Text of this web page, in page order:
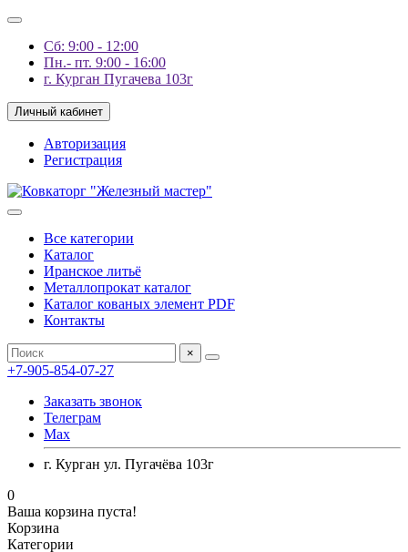
Сб: 9:00 - 12:00
Пн.- пт. 9:00 - 16:00
г. Курган Пугачева 103г
Личный кабинет
Авторизация
Регистрация
Все категории
Каталог
Иранское литьё
Металлопрокат каталог
Каталог кованых элемент PDF
Контакты
×
+7-905-854-07-27
Заказать звонок
Телеграм
Max
г. Курган ул. Пугачёва 103г
0
Ваша корзина пуста!
Корзина
Категории